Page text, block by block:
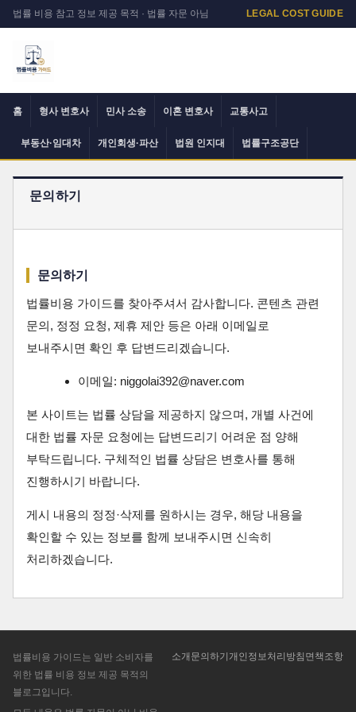
법률 비용 참고 정보 제공 목적 · 법률 자문 아님 LEGAL COST GUIDE
홈 형사 변호사 민사 소송 이혼 변호사 교통사고
부동산·임대차 개인회생·파산 법원 인지대 법률구조공단
문의하기
문의하기
법률비용 가이드를 찾아주셔서 감사합니다. 콘텐츠 관련
문의, 정정 요청, 제휴 제안 등은 아래 이메일로
보내주시면 확인 후 답변드리겠습니다.
이메일: niggolai392@naver.com
본 사이트는 법률 상담을 제공하지 않으며, 개별 사건에
대한 법률 자문 요청에는 답변드리기 어려운 점 양해
부탁드립니다. 구체적인 법률 상담은 변호사를 통해
진행하시기 바랍니다.
게시 내용의 정정·삭제를 원하시는 경우, 해당 내용을
확인할 수 있는 정보를 함께 보내주시면 신속히
처리하겠습니다.
법률비용 가이드는 일반 소비자를
위한 법률 비용 정보 제공 목적의
블로그입니다.
소개 문의하기 개인정보처리방침 면책조항